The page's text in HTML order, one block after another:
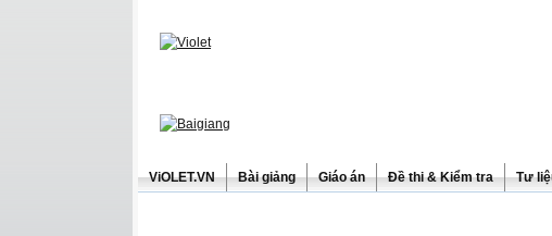
ViOLET.VN Bài giảng Giáo án Đề thi & Kiểm tra Tư